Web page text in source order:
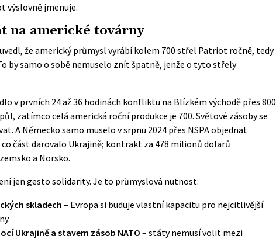
výslovně jmenuje.
na americké továrny
že americký průmysl vyrábí kolem 700 střel Patriot ročně, tedy
by samo o sobě nemuselo znít špatně, jenže o tyto střely
v prvních 24 až 36 hodinách konfliktu na Blízkém východě přes 800
zatímco celá americká roční produkce je 700. Světové zásoby se
A Německo samo muselo v srpnu 2024 přes NSPA objednat
část darovalo Ukrajině; kontrakt za 478 milionů dolarů
a Norsko.
jen gesto solidarity. Je to průmyslová nutnost:
skladech – Evropa si buduje vlastní kapacitu pro nejcitlivější
Ukrajině a stavem zásob NATO – státy nemusí volit mezi